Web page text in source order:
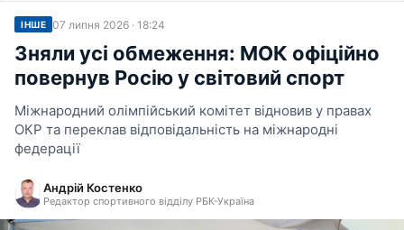
ІНШЕ 07 липня 2026 · 18:24
Зняли усі обмеження: МОК офіційно
повернув Росію у світовий спорт
Міжнародний олімпійський комітет відновив у правах
ОКР та переклав відповідальність на міжнародні
федерації
Андрій Костенко
Редактор спортивного відділу РБК-Україна